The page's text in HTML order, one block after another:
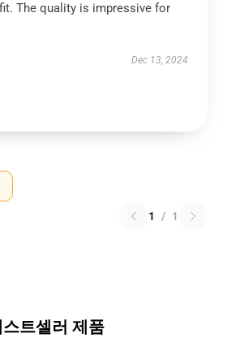
The quality is impressive for
Dec 13, 2024
1 / 1
스트셀러 제품